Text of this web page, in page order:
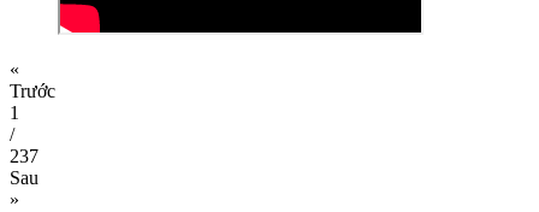
«
Trước
1
/
237
Sau
»